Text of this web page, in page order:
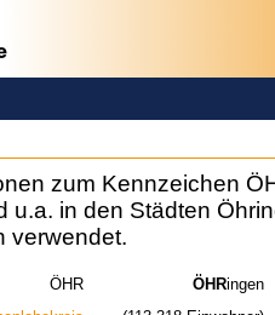
zum Kennzeichen
u.a. in den Städten
verwendet.
ÖHR ÖHRingen